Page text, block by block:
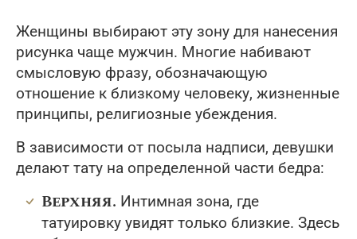
Женщины выбирают эту зону для нанесения
рисунка чаще мужчин. Многие набивают
смысловую фразу, обозначающую
отношение к близкому человеку, жизненные
принципы, религиозные убеждения.
В зависимости от посыла надписи, девушки
делают тату на определенной части бедра:
Верхняя. Интимная зона, где
татуировку увидят только близкие. Здесь